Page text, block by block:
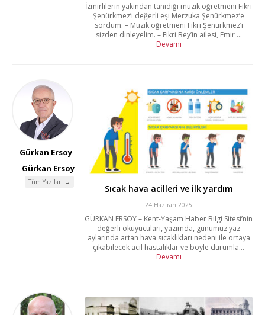
İzmirlilerin yakından tanıdığı müzik öğretmeni Fikri
Şenürkmez’i değerli eşi Merzuka Şenürkmez’e
sordum. – Müzik öğretmeni Fikri Şenürkmez’i
sizden dinleyelim. – Fikri Bey’in ailesi, Emir ...
Devamı
Gürkan Ersoy
Gürkan Ersoy
Tüm Yazıları →
Sıcak hava acilleri ve ilk yardım
24 Haziran 2025
GÜRKAN ERSOY – Kent-Yaşam Haber Bilgi Sitesi’nin
değerli okuyucuları, yazımda, günümüz yaz
aylarında artan hava sıcaklıkları nedeni ile ortaya
çıkabilecek acil hastalıklar ve böyle durumla...
Devamı